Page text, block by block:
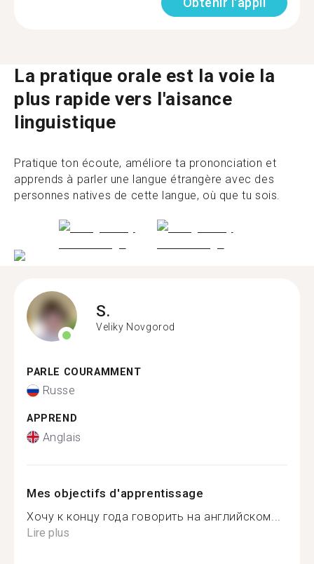
La pratique orale est la voie la
plus rapide vers l'aisance
linguistique
Pratique ton écoute, améliore ta prononciation et
apprends à parler une langue étrangère avec des
personnes natives de cette langue, où que tu sois.
S.
Veliky Novgorod
PARLE COURAMMENT
Russe
APPREND
Anglais
Mes objectifs d'apprentissage
Хочу к концу года говорить на английском...
Lire plus